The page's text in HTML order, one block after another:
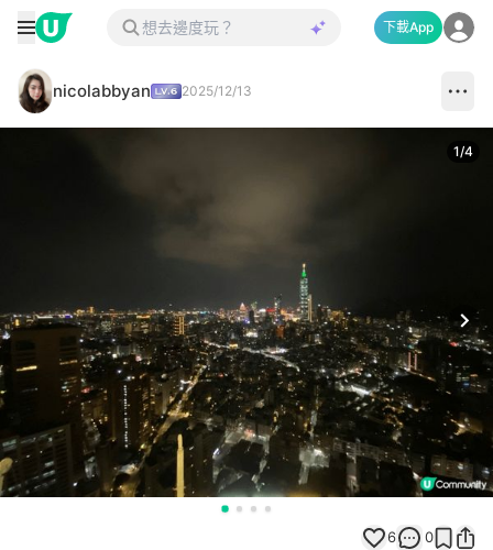
下載App
nicolabbyan 2025/12/13
1/4
6 0